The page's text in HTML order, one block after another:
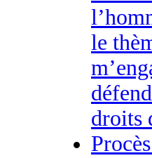
le
droits